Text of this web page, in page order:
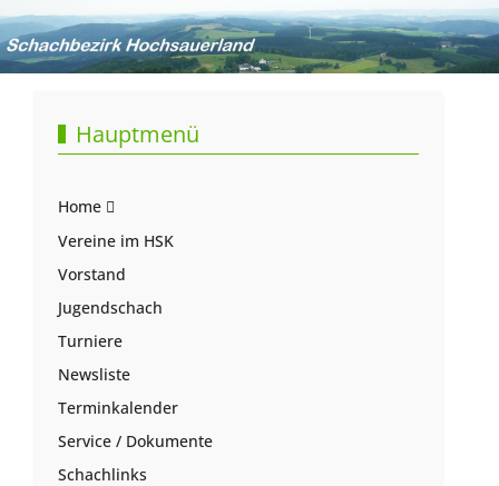
Hauptmenü
Home
Vereine im HSK
Vorstand
Jugendschach
Turniere
Newsliste
Terminkalender
Service / Dokumente
Schachlinks